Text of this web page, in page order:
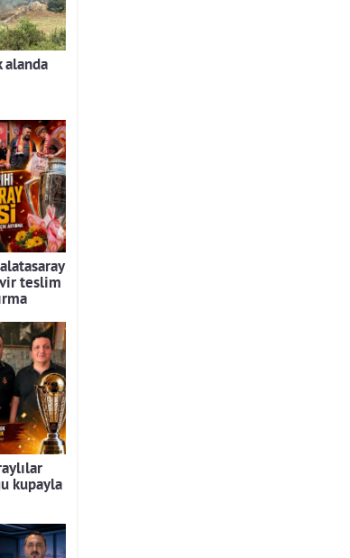
teslim
kupayla